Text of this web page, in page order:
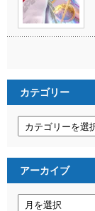
カテゴリー
アーカイブ